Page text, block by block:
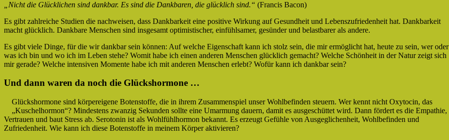
„Nicht die Glücklichen sind dankbar. Es sind die Dankbaren, die glücklich sind.“ (Francis Bacon)
Es gibt zahlreiche Studien die nachweisen, dass Dankbarkeit eine positive Wirkung auf Gesundheit und Lebenszufriedenheit hat. Dankbarkeit
macht glücklich. Dankbare Menschen sind insgesamt optimistischer, einfühlsamer, gesünder und belastbarer als andere.
Es gibt viele Dinge, für die wir dankbar sein können: Auf welche Eigenschaft kann ich stolz sein, die mir ermöglicht hat, heute zu sein, wer oder
was ich bin und wo ich im Leben stehe? Womit habe ich einen anderen Menschen glücklich gemacht? Welche Schönheit in der Natur zeigt sich
mir gerade? Welche intensiven Momente habe ich mit anderen Menschen erlebt? Wofür kann ich dankbar sein?
Und dann waren da noch die Glückshormone …
Glückshormone sind körpereigene Botenstoffe, die in ihrem Zusammenspiel unser Wohlbefinden steuern. Wer kennt nicht Oxytocin, das
„Kuschelhormon“? Mindestens zwanzig Sekunden sollte eine Umarmung dauern, damit es ausgeschüttet wird. Dann fördert es die Empathie,
Vertrauen und baut Stress ab. Serotonin ist als Wohlfühlhormon bekannt. Es erzeugt Gefühle von Ausgeglichenheit, Wohlbefinden und
Zufriedenheit. Wie kann ich diese Botenstoffe in meinem Körper aktivieren?